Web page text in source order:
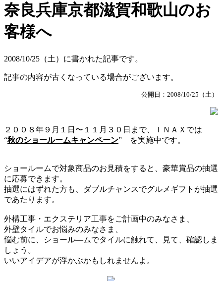
奈良兵庫京都滋賀和歌山のお
客様へ
2008/10/25（土）に書かれた記事です。
記事の内容が古くなっている場合がございます。
公開日：2008/10/25（土）
２００８年９月１日〜１１月３０日まで、ＩＮＡＸでは
“秋のショールームキャンペーン” を実施中です。
ショールームで対象商品のお見積をすると、豪華賞品の抽選
に応募できます。
抽選にはずれた方も、ダブルチャンスでグルメギフトが抽選
であたります。
外構工事・エクステリア工事をご計画中のみなさま、
外壁タイルでお悩みのみなさま、
悩む前に、ショール―ムでタイルに触れて、見て、確認しま
しょう。
いいアイデアが浮かぶかもしれませんよ。